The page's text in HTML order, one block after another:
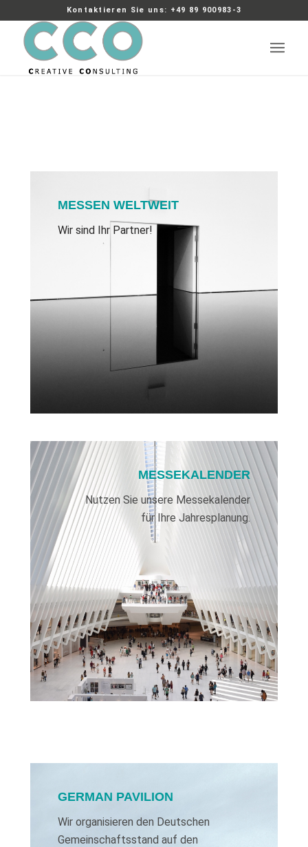
Kontaktieren Sie uns: +49 89 900983-3
MESSEN WELTWEIT
Wir sind Ihr Partner!
MESSEKALENDER
Nutzen Sie unsere Messekalender
für Ihre Jahresplanung.
GERMAN PAVILION
Wir organisieren den Deutschen
Gemeinschaftsstand auf den